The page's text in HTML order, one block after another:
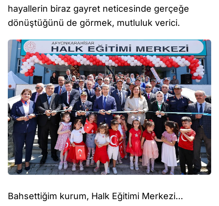
hayallerin biraz gayret neticesinde gerçeğe
dönüştüğünü de görmek, mutluluk verici.
Bahsettiğim kurum, Halk Eğitimi Merkezi…